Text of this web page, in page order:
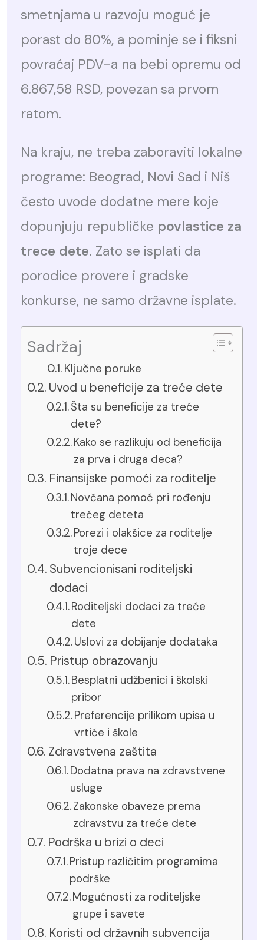
smetnjama u razvoju moguć je
porast do 80%, a pominje se i fiksni
povraćaj PDV-a na bebi opremu od
6.867,58 RSD, povezan sa prvom
ratom.
Na kraju, ne treba zaboraviti lokalne
programe: Beograd, Novi Sad i Niš
često uvode dodatne mere koje
dopunjuju republičke povlastice za
trece dete. Zato se isplati da
porodice provere i gradske
konkurse, ne samo državne isplate.
Sadržaj
Ključne poruke
Uvod u beneficije za treće dete
Šta su beneficije za treće
dete?
Kako se razlikuju od beneficija
za prva i druga deca?
Finansijske pomoći za roditelje
Novčana pomoć pri rođenju
trećeg deteta
Porezi i olakšice za roditelje
troje dece
Subvencionisani roditeljski
dodaci
Roditeljski dodaci za treće
dete
Uslovi za dobijanje dodataka
Pristup obrazovanju
Besplatni udžbenici i školski
pribor
Preferencije prilikom upisa u
vrtiće i škole
Zdravstvena zaštita
Dodatna prava na zdravstvene
usluge
Zakonske obaveze prema
zdravstvu za treće dete
Podrška u brizi o deci
Pristup različitim programima
podrške
Mogućnosti za roditeljske
grupe i savete
Koristi od državnih subvencija